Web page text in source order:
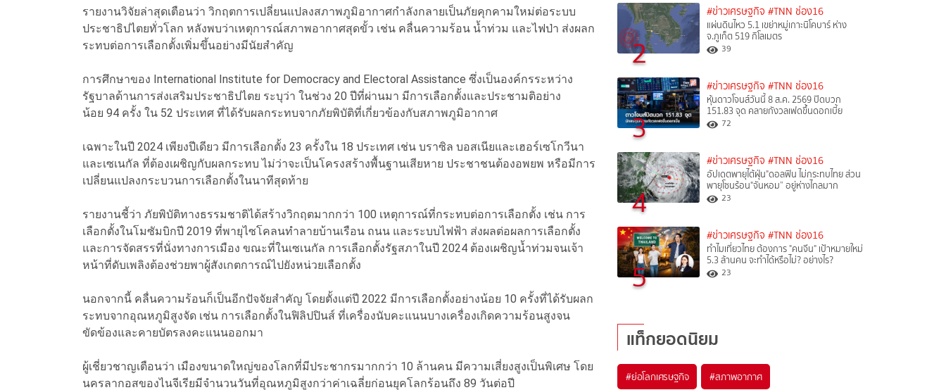
รายงานวิจัยล่าสุดเตือนว่า วิกฤตการเปลี่ยนแปลงสภาพภูมิอากาศกำลังกลายเป็นภัยคุกคามใหม่ต่อระบบ
ประชาธิปไตยทั่วโลก หลังพบว่าเหตุการณ์สภาพอากาศสุดขั้ว เช่น คลื่นความร้อน น้ำท่วม และไฟป่า ส่งผลก
ระทบต่อการเลือกตั้งเพิ่มขึ้นอย่างมีนัยสำคัญ
การศึกษาของ International Institute for Democracy and Electoral Assistance ซึ่งเป็นองค์กรระหว่าง
รัฐบาลด้านการส่งเสริมประชาธิปไตย ระบุว่า ในช่วง 20 ปีที่ผ่านมา มีการเลือกตั้งและประชามติอย่าง
น้อย 94 ครั้ง ใน 52 ประเทศ ที่ได้รับผลกระทบจากภัยพิบัติที่เกี่ยวข้องกับสภาพภูมิอากาศ
เฉพาะในปี 2024 เพียงปีเดียว มีการเลือกตั้ง 23 ครั้งใน 18 ประเทศ เช่น บราซิล บอสเนียและเฮอร์เซโกวีนา
และเซเนกัล ที่ต้องเผชิญกับผลกระทบ ไม่ว่าจะเป็นโครงสร้างพื้นฐานเสียหาย ประชาชนต้องอพยพ หรือมีการ
เปลี่ยนแปลงกระบวนการเลือกตั้งในนาทีสุดท้าย
รายงานชี้ว่า ภัยพิบัติทางธรรมชาติได้สร้างวิกฤตมากกว่า 100 เหตุการณ์ที่กระทบต่อการเลือกตั้ง เช่น การ
เลือกตั้งในโมซัมบิกปี 2019 ที่พายุไซโคลนทำลายบ้านเรือน ถนน และระบบไฟฟ้า ส่งผลต่อผลการเลือกตั้ง
และการจัดสรรที่นั่งทางการเมือง ขณะที่ในเซเนกัล การเลือกตั้งรัฐสภาในปี 2024 ต้องเผชิญน้ำท่วมจนเจ้า
หน้าที่ดับเพลิงต้องช่วยพาผู้สังเกตการณ์ไปยังหน่วยเลือกตั้ง
นอกจากนี้ คลื่นความร้อนก็เป็นอีกปัจจัยสำคัญ โดยตั้งแต่ปี 2022 มีการเลือกตั้งอย่างน้อย 10 ครั้งที่ได้รับผลก
ระทบจากอุณหภูมิสูงจัด เช่น การเลือกตั้งในฟิลิปปินส์ ที่เครื่องนับคะแนนบางเครื่องเกิดความร้อนสูงจน
ขัดข้องและคายบัตรลงคะแนนออกมา
ผู้เชี่ยวชาญเตือนว่า เมืองขนาดใหญ่ของโลกที่มีประชากรมากกว่า 10 ล้านคน มีความเสี่ยงสูงเป็นพิเศษ โดย
นครลากอสของไนจีเรียมีจำนวนวันที่อุณหภูมิสูงกว่าค่าเฉลี่ยก่อนยุคโลกร้อนถึง 89 วันต่อปี
2
#ข่าวเศรษฐกิจ #TNN ช่อง16
แผ่นดินไหว 5.1 เขย่าหมู่เกาะนิโคบาร์ ห่าง
จ.ภูเก็ต 519 กิโลเมตร
39
3
#ข่าวเศรษฐกิจ #TNN ช่อง16
หุ้นดาวโจนส์วันนี้ 8 ส.ค. 2569 ปิดบวก
151.83 จุด คลายกังวลเฟดขึ้นดอกเบี้ย
72
4
#ข่าวเศรษฐกิจ #TNN ช่อง16
อัปเดตพายุไต้ฝุ่น"ดอลฟิน ไม่กระทบไทย ส่วน
พายุโซนร้อน"จันหอม” อยู่ห่างไกลมาก
23
5
#ข่าวเศรษฐกิจ #TNN ช่อง16
ทำไมเที่ยวไทย ต้องการ "คนจีน" เป้าหมายใหม่
5.3 ล้านคน จะทำได้หรือไม่? อย่างไร?
23
แท็กยอดนิยม
#ย่อโลกเศรษฐกิจ #สภาพอากาศ